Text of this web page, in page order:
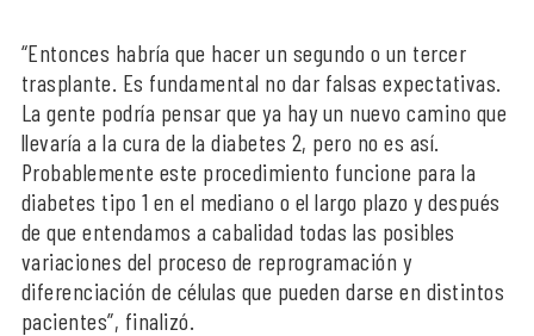
“Entonces habría que hacer un segundo o un tercer
trasplante. Es fundamental no dar falsas expectativas.
La gente podría pensar que ya hay un nuevo camino que
llevaría a la cura de la diabetes 2, pero no es así.
Probablemente este procedimiento funcione para la
diabetes tipo 1 en el mediano o el largo plazo y después
de que entendamos a cabalidad todas las posibles
variaciones del proceso de reprogramación y
diferenciación de células que pueden darse en distintos
pacientes”, finalizó.